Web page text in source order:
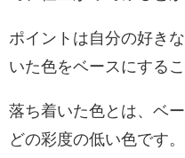
ポイントは自分の好き
いた色をベースにするこ
落ち着いた色とは、ベ
どの彩度の低い色です。